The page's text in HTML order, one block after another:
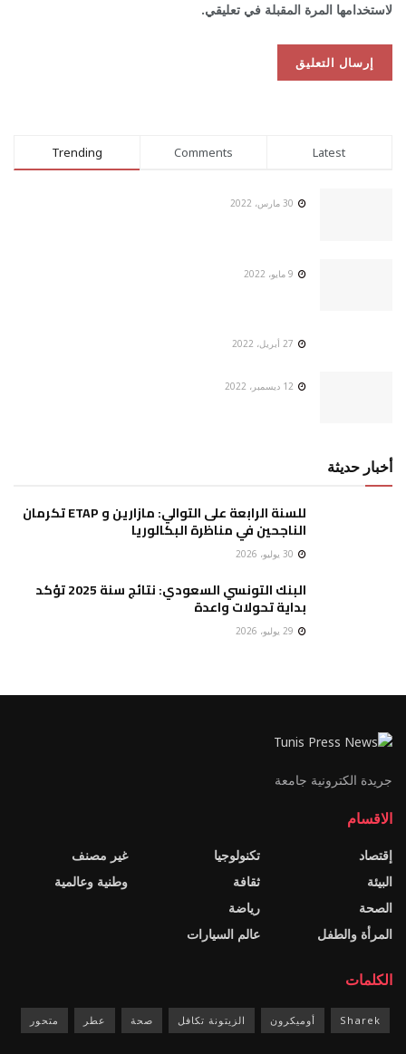
لاستخدامها المرة المقبلة في تعليقي.
Trending Comments Latest
أخبار حديثة
للسنة الرابعة على التوالي: مازارين و ETAP تكرمان
الناجحين في مناظرة البكالوريا
البنك التونسي السعودي: نتائج سنة 2025 تؤكد
بداية تحولات واعدة
جريدة الكترونية جامعة
الاقسام
إقتصاد
البيئة
الصحة
المرأة والطفل
تكنولوجيا
ثقافة
رياضة
عالم السيارات
غير مصنف
وطنية وعالمية
الكلمات
Sharek أوميكرون الزيتونة تكافل صحة عطر متحور